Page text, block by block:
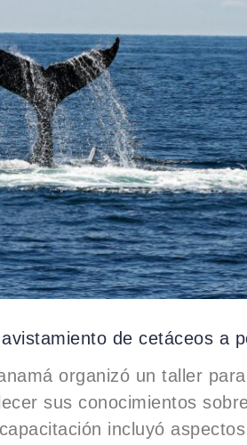
de cetáceos a
organizó un taller para
sus conocimientos
incluyó